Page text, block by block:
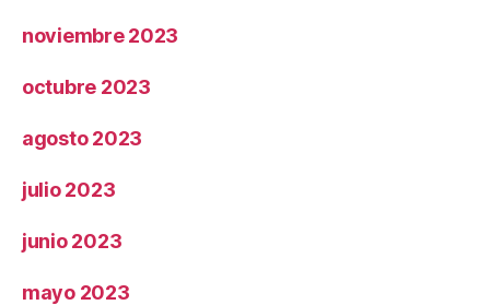
noviembre 2023
octubre 2023
agosto 2023
julio 2023
junio 2023
mayo 2023